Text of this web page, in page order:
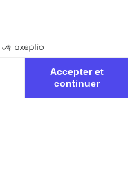
Accepter et
continuer